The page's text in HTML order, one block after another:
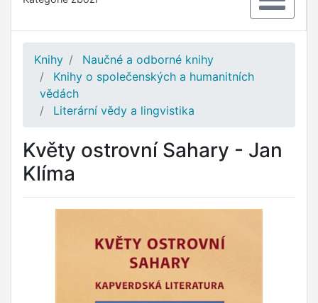
Knihy
Naučné a odborné knihy
Knihy o společenských a humanitních
vědách
Literární vědy a lingvistika
Květy ostrovní Sahary - Jan
Klíma